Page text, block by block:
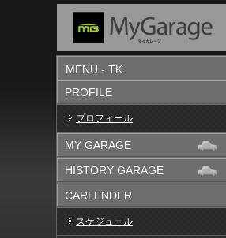
MENU - TK
PROFILE
プロフィール
MY GARAGE
HISTORY GARAGE
CARLENDER
スケジュール